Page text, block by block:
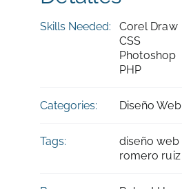
Skills Needed:
Corel Draw
CSS
Photoshop
PHP
Categories: Diseño Web
Tags:
diseño web
romero ruiz